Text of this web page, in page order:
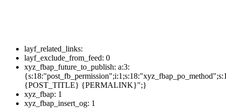
layf_related_links:
layf_exclude_from_feed: 0
xyz_fbap_future_to_publish: a:3:
{POST_TITLE} {PERMALINK}";}
xyz_fbap: 1
xyz_fbap_insert_og: 1